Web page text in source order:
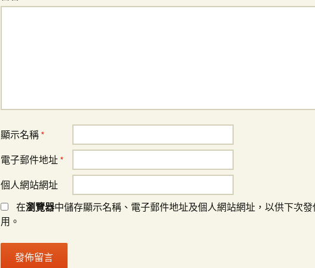
顯示名稱 *
電子郵件地址 *
個人網站網址
在瀏覽器中儲存顯示名稱、電子郵件地址及個人網站網址，以供下次
用。